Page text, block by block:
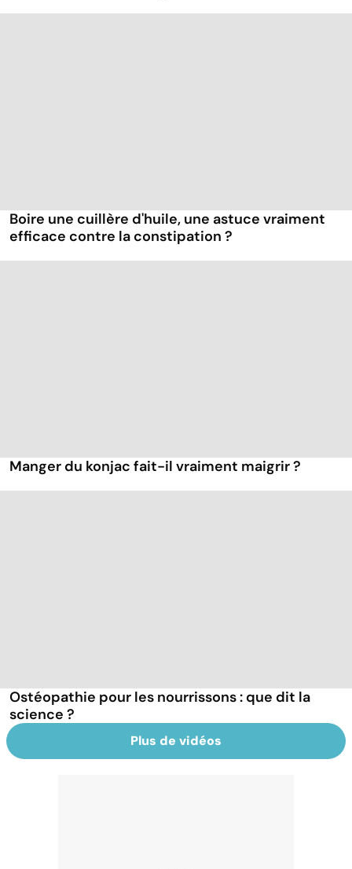
Boire une cuillère d'huile, une astuce vraiment
efficace contre la constipation ?
Manger du konjac fait-il vraiment maigrir ?
Ostéopathie pour les nourrissons : que dit la
science ?
Plus de vidéos